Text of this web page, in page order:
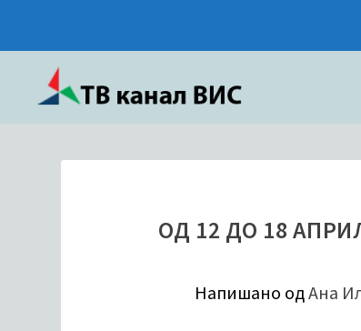
ОД 12 ДО 18
Напишано одАна